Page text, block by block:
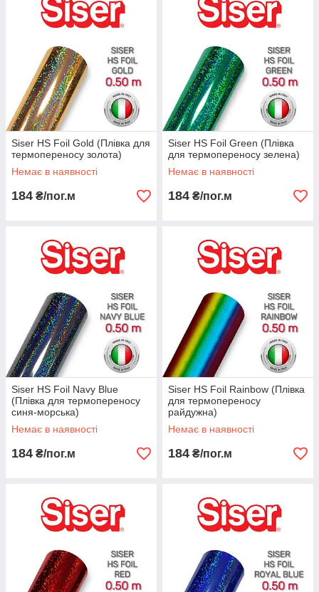
Siser HS Foil Gold (Плівка для
термопереносу золота)
Немає в наявності
184 ₴/пог.м
Siser HS Foil Green (Плівка
для термопереносу зелена)
Немає в наявності
184 ₴/пог.м
Siser HS Foil Navy Blue
(Плівка для термопереносу
синя-морська)
Немає в наявності
184 ₴/пог.м
Siser HS Foil Rainbow (Плівка
для термопереносу
райдужна)
Немає в наявності
184 ₴/пог.м